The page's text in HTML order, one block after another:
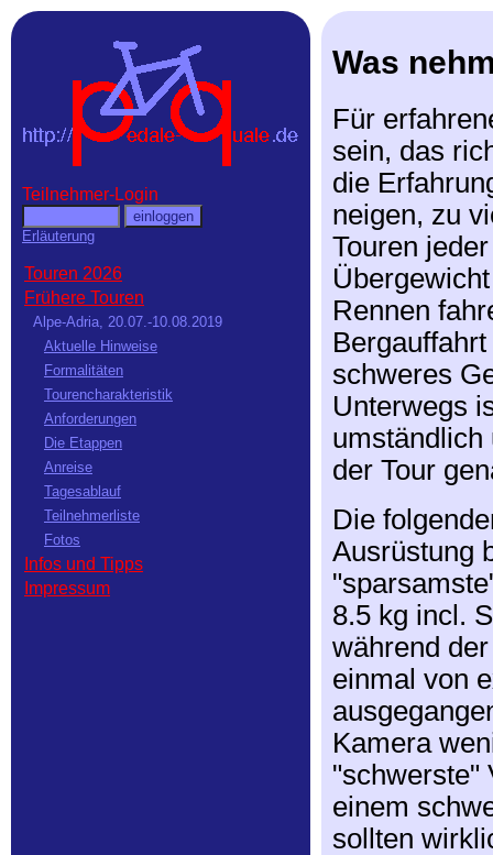
Was
Für
sein, das
die
neigen, zu
Touren
Rennen
schweres
Unterwegs
umständlich
der Tour
Die
Ausrüstung
8.5 kg incl.
während
einmal von
Kamera
"schwerste"
einem
sollten
Teilnehmer-Login
Erläuterung
Touren 2026
Frühere Touren
Alpe-Adria, 20.07.-10.08.2019
Aktuelle Hinweise
Formalitäten
Tourencharakteristik
Anforderungen
Die Etappen
Anreise
Tagesablauf
Teilnehmerliste
Fotos
Infos und Tipps
Impressum